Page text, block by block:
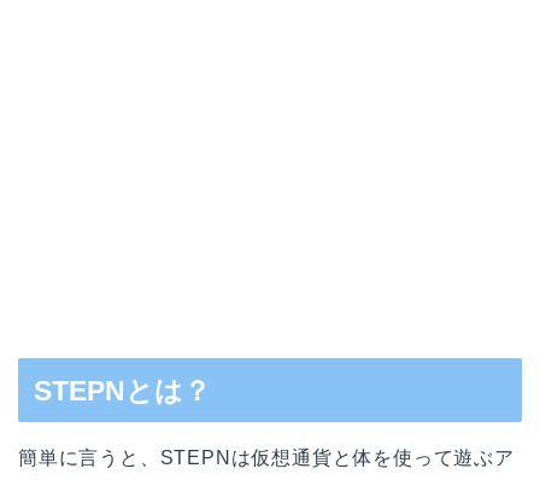
STEPNとは？
簡単に言うと、STEPNは仮想通貨と体を使って遊ぶア